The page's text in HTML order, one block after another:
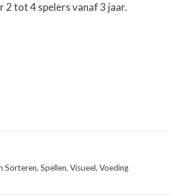
2 tot 4 spelers vanaf 3 jaar.
Sorteren, Spellen, Visueel, Voeding